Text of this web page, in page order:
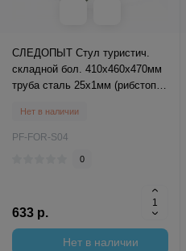
СЛЕДОПЫТ Стул туристич.
складной бол. 410х460х470мм
труба сталь 25х1мм (рибстоп т.
Нет в наличии
PF-FOR-S04
0
633 р.
Нет в наличии